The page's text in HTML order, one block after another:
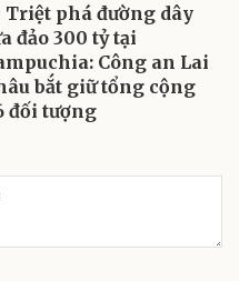
Triệt phá đường dây
đảo 300 tỷ tại
Công an Lai
bắt giữ tổng cộng
đối tượng